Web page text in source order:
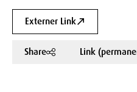
Externer Link
Share Link